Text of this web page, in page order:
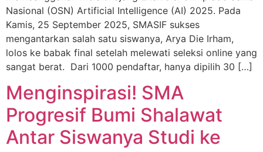
Nasional (OSN) Artificial Intelligence (AI) 2025. Pada
Kamis, 25 September 2025, SMASIF sukses
mengantarkan salah satu siswanya, Arya Die Irham,
lolos ke babak final setelah melewati seleksi online yang
sangat berat. Dari 1000 pendaftar, hanya dipilih 30 […]
Menginspirasi! SMA
Progresif Bumi Shalawat
Antar Siswanya Studi ke